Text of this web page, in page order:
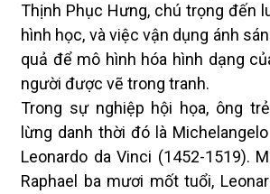
Thịnh Phục Hưng, chú trọng đến
hình học, và việc vận dụng ánh
quả để mô hình hóa hình dạng
người được vẽ trong tranh.
Trong sự nghiệp hội họa, ông
lừng danh thời đó là
Leonardo da Vinci (1452-1519).
Raphael ba mươi mốt tuổi,